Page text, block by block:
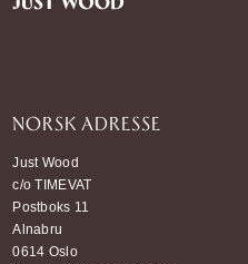
NORSK ADRESSE
Just Wood
c/o TIMEVAT
Postboks 11
Alnabru
0614 Oslo